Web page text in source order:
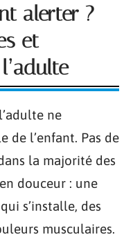
alerter ?
et
ne
de l’enfant. Pas de
la majorité des
douceur : une
s’installe, des
musculaires.